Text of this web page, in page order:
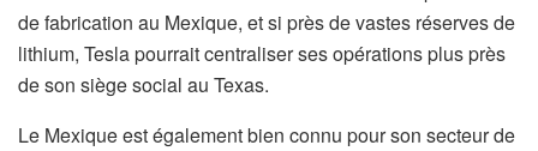
de fabrication au Mexique, et si près de vastes réserves de
lithium, Tesla pourrait centraliser ses opérations plus près
de son siège social au Texas.
Le Mexique est également bien connu pour son secteur de